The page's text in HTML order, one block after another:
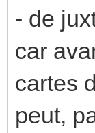
- de
car
cartes
peut,